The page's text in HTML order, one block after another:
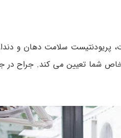
پریودنتیست سلامت دهان و
شما تعیین می کند. جراح در